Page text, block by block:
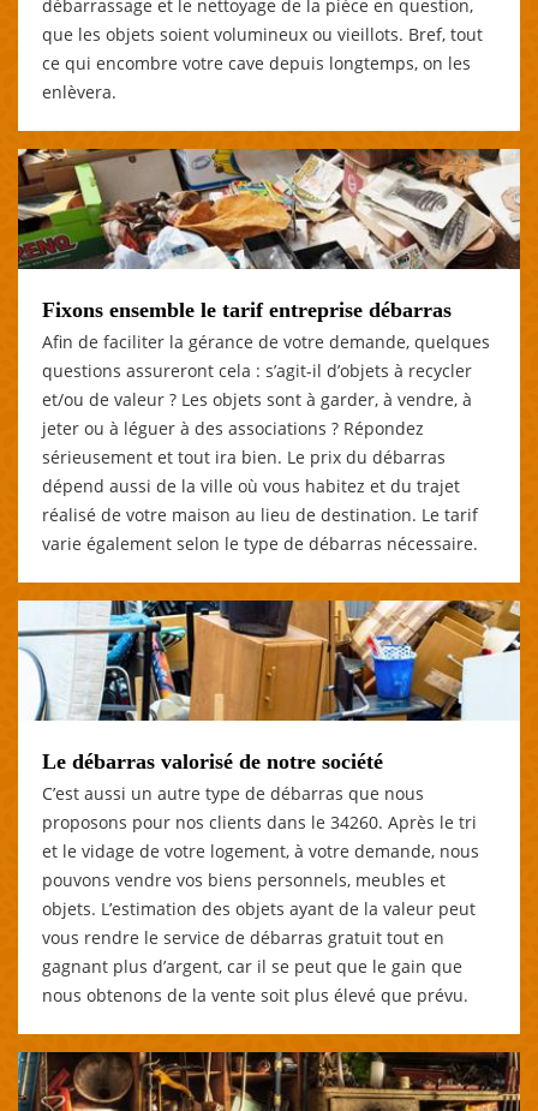
débarrassage et le nettoyage de la pièce en question,
que les objets soient volumineux ou vieillots. Bref, tout
ce qui encombre votre cave depuis longtemps, on les
enlèvera.
Fixons ensemble le tarif entreprise débarras
Afin de faciliter la gérance de votre demande, quelques
questions assureront cela : s’agit-il d’objets à recycler
et/ou de valeur ? Les objets sont à garder, à vendre, à
jeter ou à léguer à des associations ? Répondez
sérieusement et tout ira bien. Le prix du débarras
dépend aussi de la ville où vous habitez et du trajet
réalisé de votre maison au lieu de destination. Le tarif
varie également selon le type de débarras nécessaire.
Le débarras valorisé de notre société
C’est aussi un autre type de débarras que nous
proposons pour nos clients dans le 34260. Après le tri
et le vidage de votre logement, à votre demande, nous
pouvons vendre vos biens personnels, meubles et
objets. L’estimation des objets ayant de la valeur peut
vous rendre le service de débarras gratuit tout en
gagnant plus d’argent, car il se peut que le gain que
nous obtenons de la vente soit plus élevé que prévu.